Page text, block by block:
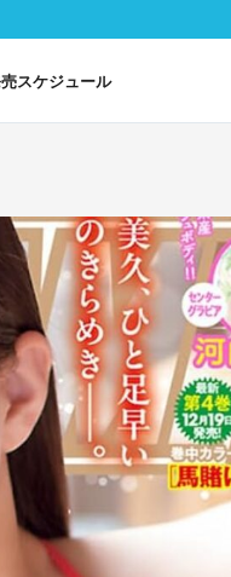
スケジュール